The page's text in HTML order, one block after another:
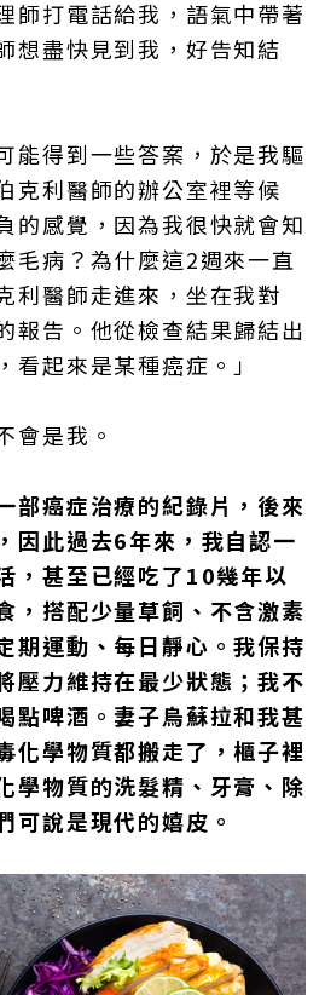
師打電話給我，語氣中帶著
想盡快見到我，好告知結
能得到一些答案，於是我驅
克利醫師的辦公室裡等候
的感覺，因為我很快就會知
毛病？為什麼這2週來一直
利醫師走進來，坐在我對
報告。他從檢查結果歸結出
看起來是某種癌症。」
會是我。
部癌症治療的紀錄片，後來
因此過去6年來，我自認一
，甚至已經吃了10幾年以
，搭配少量草飼、不含激素
期運動、每日靜心。我保持
壓力維持在最少狀態；我不
點啤酒。妻子烏蘇拉和我甚
化學物質都搬走了，櫃子裡
學物質的洗髮精、牙膏、除
可說是現代的嬉皮。